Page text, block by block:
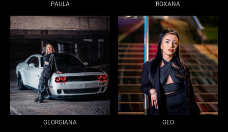
PAULA ROXANA
GEORGIANA GEO